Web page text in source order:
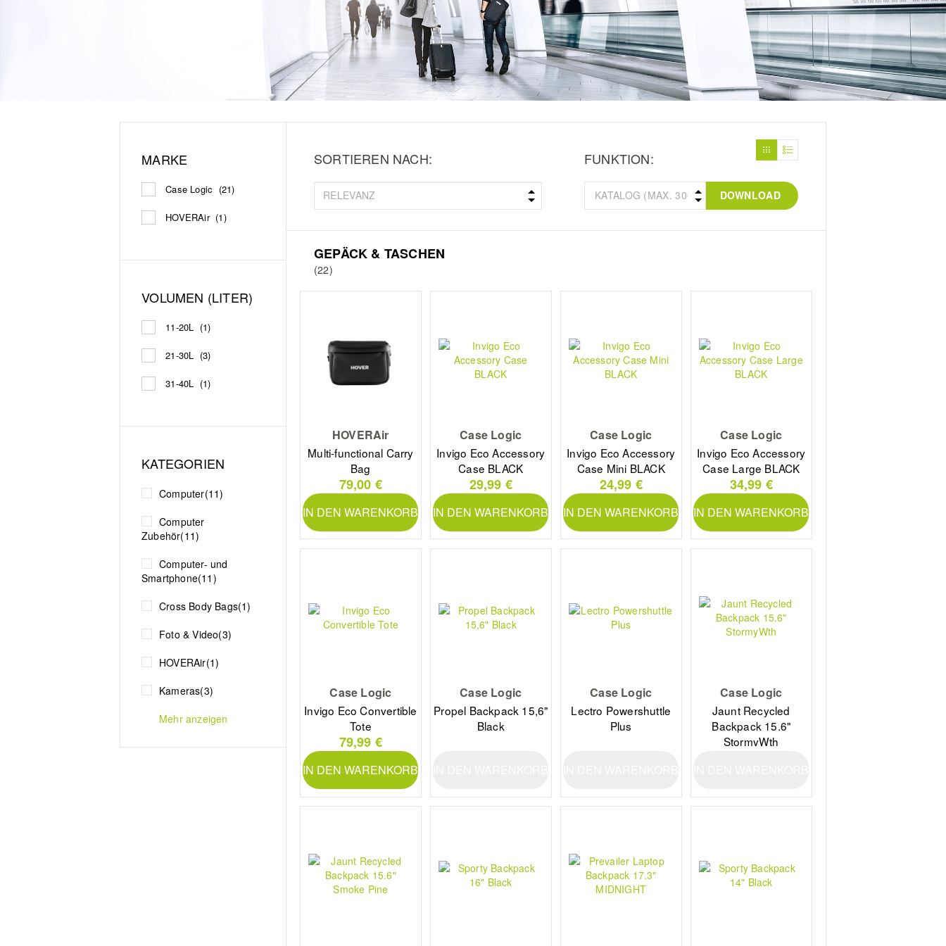
MARKE
Case Logic (21)
HOVERAir (1)
VOLUMEN (LITER)
11-20L (1)
21-30L (3)
31-40L (1)
KATEGORIEN
Computer(11)
Computer
Zubehör(11)
Computer- und
Smartphone(11)
Cross Body Bags(1)
Foto & Video(3)
HOVERAir(1)
Kameras(3)
Mehr anzeigen
SORTIEREN NACH: FUNKTION:
DOWNLOAD
GEPÄCK & TASCHEN
(22)
HOVERAir
Multi-functional Carry
Bag
79,00 €
IN DEN WARENKORB
Case Logic
Invigo Eco Accessory
Case BLACK
29,99 €
IN DEN WARENKORB
Case Logic
Invigo Eco Accessory
Case Mini BLACK
24,99 €
IN DEN WARENKORB
Case Logic
Invigo Eco Accessory
Case Large BLACK
34,99 €
IN DEN WARENKORB
Case Logic
Invigo Eco Convertible
Tote
79,99 €
IN DEN WARENKORB
Case Logic
Propel Backpack 15,6"
Black
Case Logic
Lectro Powershuttle
Plus
Case Logic
Jaunt Recycled
Backpack 15.6"
StormyWth